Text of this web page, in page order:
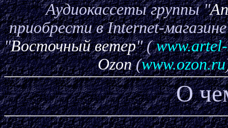
Аудиокассеты группы "
приобрести в Internet-
"Восточный ветер" (
Ozon(www.ozon.ru
О